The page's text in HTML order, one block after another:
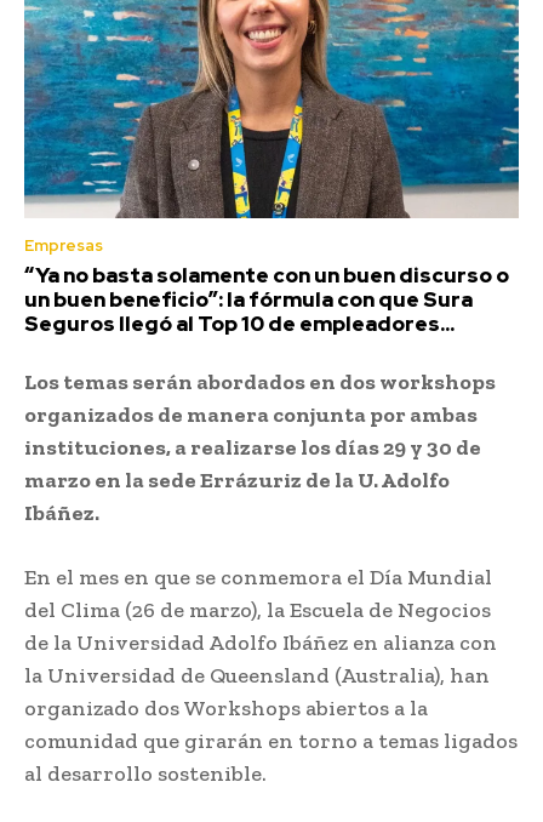
Empresas
“Ya no basta solamente con un buen discurso o
un buen beneficio”: la fórmula con que Sura
Seguros llegó al Top 10 de empleadores...
Los temas serán abordados en dos workshops
organizados de manera conjunta por ambas
instituciones, a realizarse los días 29 y 30 de
marzo en la sede Errázuriz de la U. Adolfo
Ibáñez.
En el mes en que se conmemora el Día Mundial
del Clima (26 de marzo), la Escuela de Negocios
de la Universidad Adolfo Ibáñez en alianza con
la Universidad de Queensland (Australia), han
organizado dos Workshops abiertos a la
comunidad que girarán en torno a temas ligados
al desarrollo sostenible.